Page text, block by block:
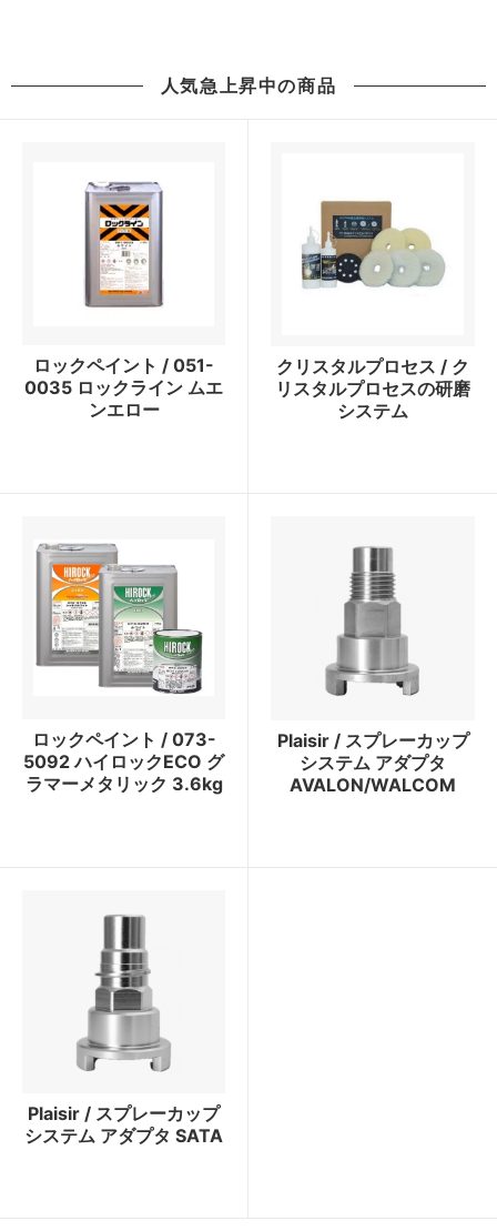
人気急上昇中の商品
ロックペイント / 051-
0035 ロックライン ムエ
ンエロー
クリスタルプロセス / ク
リスタルプロセスの研磨
システム
ロックペイント / 073-
5092 ハイロックECO グ
ラマーメタリック 3.6kg
Plaisir / スプレーカップ
システム アダプタ
AVALON/WALCOM
Plaisir / スプレーカップ
システム アダプタ SATA